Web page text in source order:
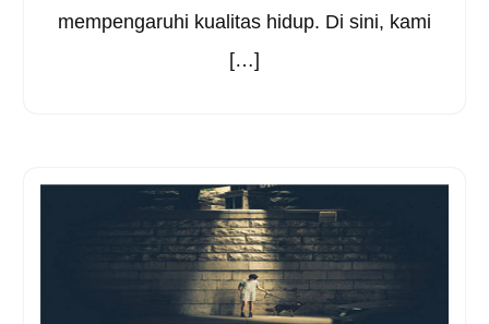
mempengaruhi kualitas hidup. Di sini, kami
[…]